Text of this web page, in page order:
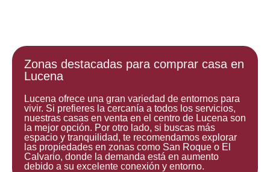
Zonas destacadas para comprar casa en
Lucena
Lucena ofrece una gran variedad de entornos para
vivir. Si prefieres la cercanía a todos los servicios,
nuestras casas en venta en el centro de Lucena son
la mejor opción. Por otro lado, si buscas más
espacio y tranquilidad, te recomendamos explorar
las propiedades en zonas como San Roque o El
Calvario, donde la demanda está en aumento
debido a su excelente conexión y entorno.